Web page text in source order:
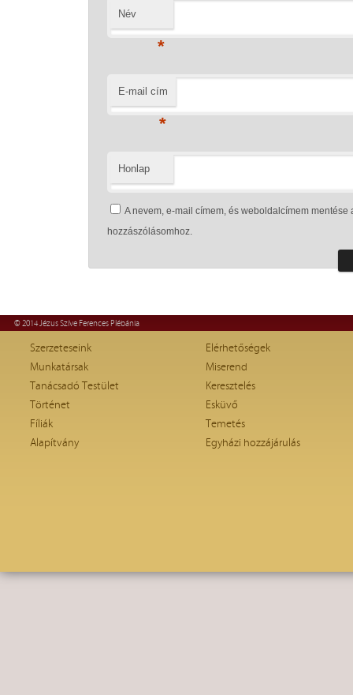
Név
*
E-mail cím
*
Honlap
A nevem, e-mail címem, és weboldalcímem
hozzászólásomhoz.
© 2014 Jézus Szíve Ferences Plébánia
Szerzeteseink
Munkatársak
Tanácsadó Testület
Történet
Fíliák
Alapítvány
Elérhetőségek
Miserend
Keresztelés
Esküvő
Temetés
Egyházi hozzájárulás